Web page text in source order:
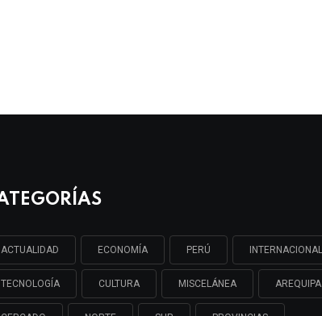
ACTUALIDAD ECONOMÍA PERÚ INTERNACIONAL
TECNOLOGÍA CULTURA MISCELÁNEA AREQUIPA